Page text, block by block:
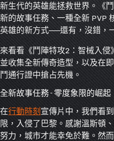
新生代的英雄能拯救世界。《
新的故事任務、一種全新 PVP
英雄的新方式──還有，沒錯，
來看看《鬥陣特攻2：智械入
並收集全新傳奇造型，以及在
鬥通行證中搶占先機。
全新故事任務 - 零度象限的崛起
在行動時刻宣傳片中，我們看
限，入侵了巴黎。感謝溫斯頓
努力，城市才能幸免於難。然